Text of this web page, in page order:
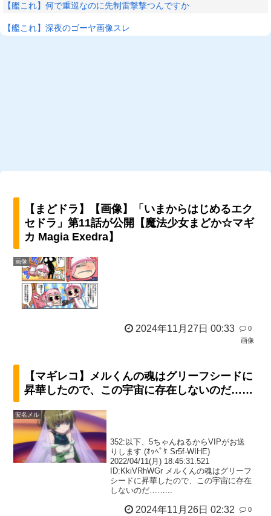
【艦これ】何で重巡なのに先制雷撃撃つんですか
【艦これ】深夜のゴーヤ画像スレ
【まどドラ】【画像】「いまからはじめるエク
セドラ」第11話が公開【魔法少女まどか☆マギ
カ Magia Exedra】
画像
2024年11月27日 00:33
0
画像
【マギレコ】メルくんの魂はグリーフシードに
昇華したので、この宇宙に存在しないのだ……
安名メル
352:以下、5ちゃんねるからVIPがお送
りします (ｵｯﾍﾟｹ Sr5f-WIHE)
2022/04/11(月) 18:45:31.521
ID:KkiVRhWGr メルくんの魂はグリーフ
シードに昇華したので、この宇宙に存在
しないのだ……...
2024年11月26日 02:32 0